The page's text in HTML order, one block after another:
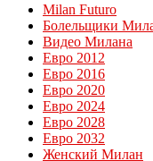
Milan Futuro
Болельщики
Видео Милана
Евро 2012
Евро 2016
Евро 2020
Евро 2024
Евро 2028
Евро 2032
Женский Милан